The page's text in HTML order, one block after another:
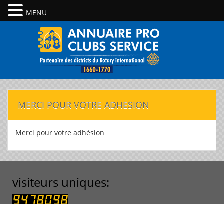
MERCI POUR VOTRE ADHESION
Merci pour votre adhésion
visiteurs uniques:
MENU